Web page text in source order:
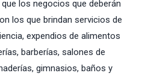
los negocios que deberán
los que brindan servicios de
expendios de alimentos
barberías, salones de
gimnasios, baños y